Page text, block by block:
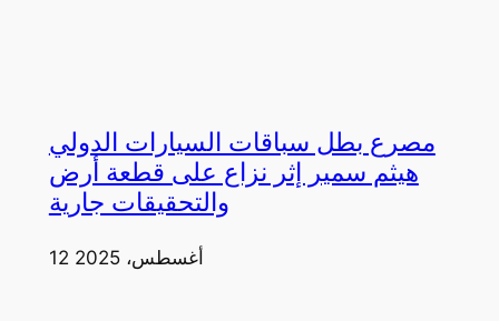
مصرع بطل سباقات السيارات الدولي
هيثم سمير إثر نزاع على قطعة أرض
والتحقيقات جارية
12 أغسطس، 2025